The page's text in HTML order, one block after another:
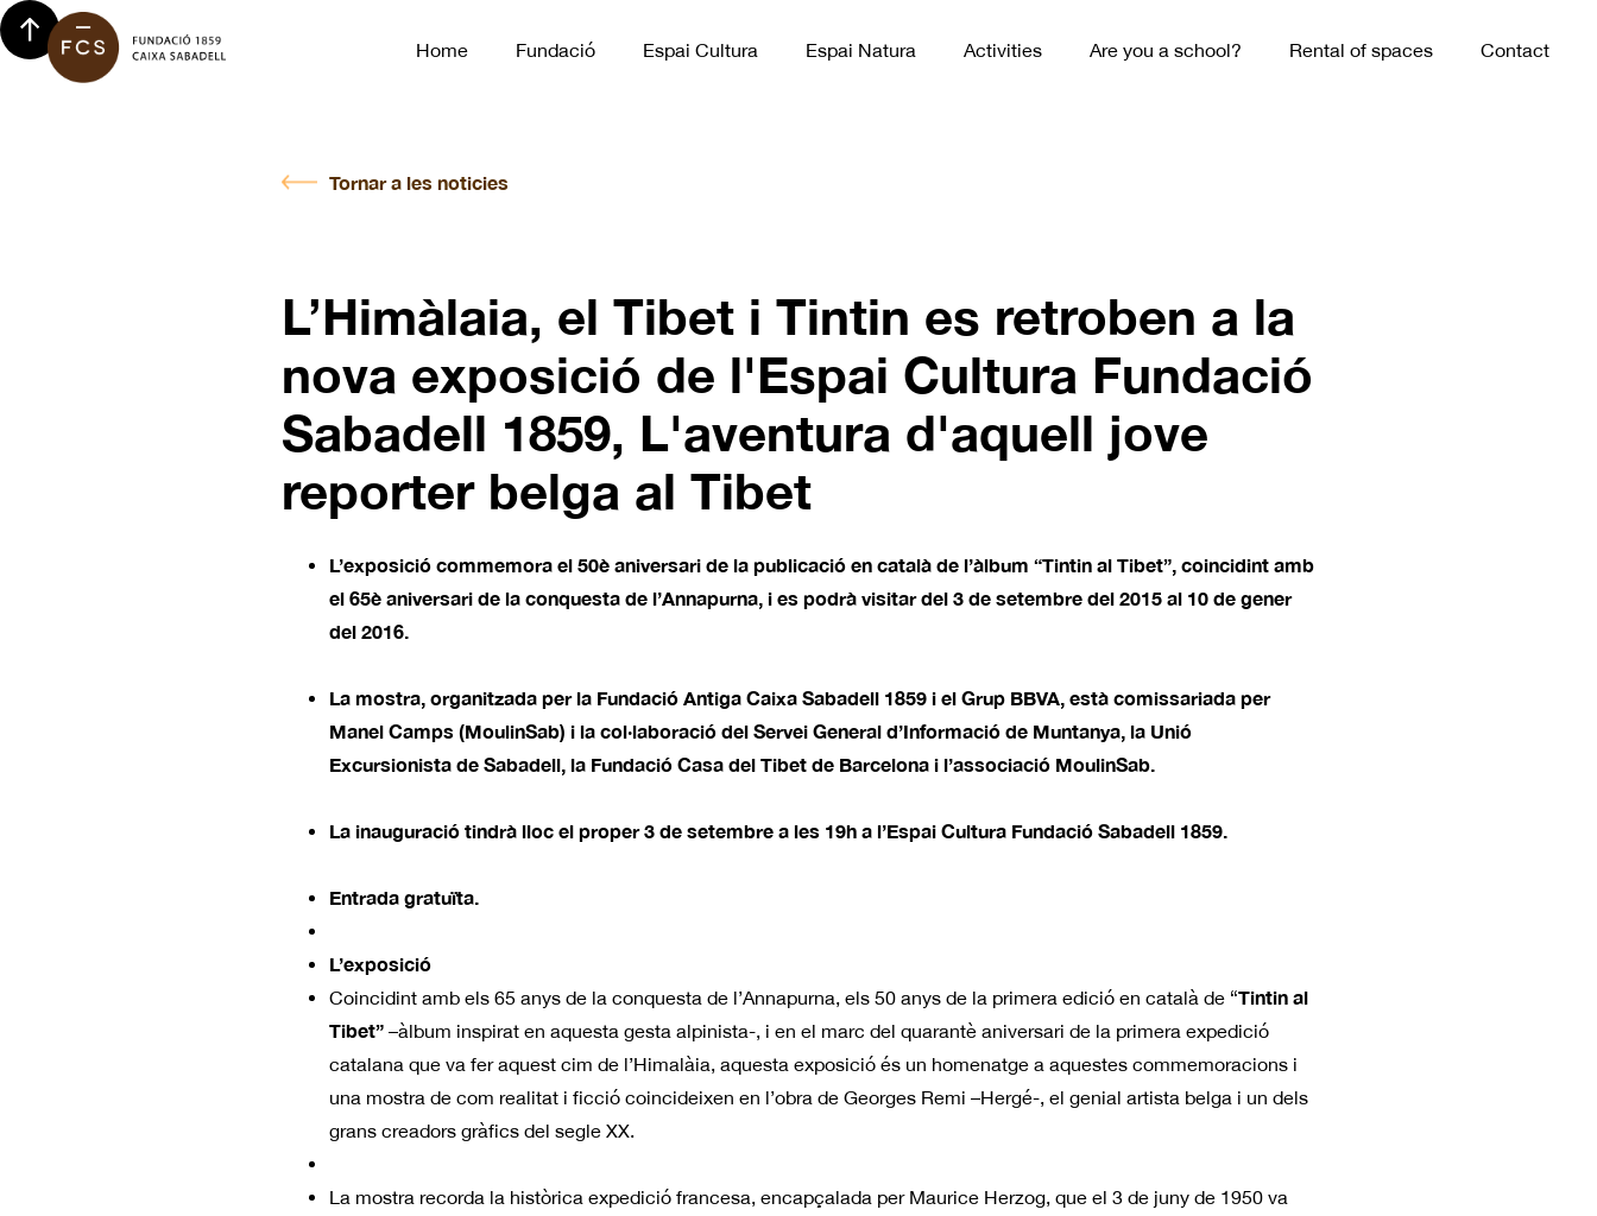
Home Fundació Espai Cultura Espai Natura Activities Are you a school? Rental of spaces Contact
Tornar a les noticies
L’Himàlaia, el Tibet i Tintin es retroben a la
nova exposició de l'Espai Cultura Fundació
Sabadell 1859, L'aventura d'aquell jove
reporter belga al Tibet
L’exposició commemora el 50è aniversari de la publicació en català de l’àlbum “Tintin al Tibet”, coincidint amb
el 65è aniversari de la conquesta de l’Annapurna, i es podrà visitar del 3 de setembre del 2015 al 10 de gener
del 2016.
La mostra, organitzada per la Fundació Antiga Caixa Sabadell 1859 i el Grup BBVA, està comissariada per
Manel Camps (MoulinSab) i la col·laboració del Servei General d’Informació de Muntanya, la Unió
Excursionista de Sabadell, la Fundació Casa del Tibet de Barcelona i l’associació MoulinSab.
La inauguració tindrà lloc el proper 3 de setembre a les 19h a l’Espai Cultura Fundació Sabadell 1859.
Entrada gratuïta.
L’exposició
Coincidint amb els 65 anys de la conquesta de l’Annapurna, els 50 anys de la primera edició en català de “Tintin al
Tibet” –àlbum inspirat en aquesta gesta alpinista-, i en el marc del quarantè aniversari de la primera expedició
catalana que va fer aquest cim de l’Himalàia, aquesta exposició és un homenatge a aquestes commemoracions i
una mostra de com realitat i ficció coincideixen en l’obra de Georges Remi –Hergé-, el genial artista belga i un dels
grans creadors gràfics del segle XX.
La mostra recorda la històrica expedició francesa, encapçalada per Maurice Herzog, que el 3 de juny de 1950 va